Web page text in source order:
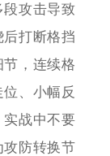
段攻击导致
打断格挡
，连续格
、小幅反
实战中不要
攻防转换节